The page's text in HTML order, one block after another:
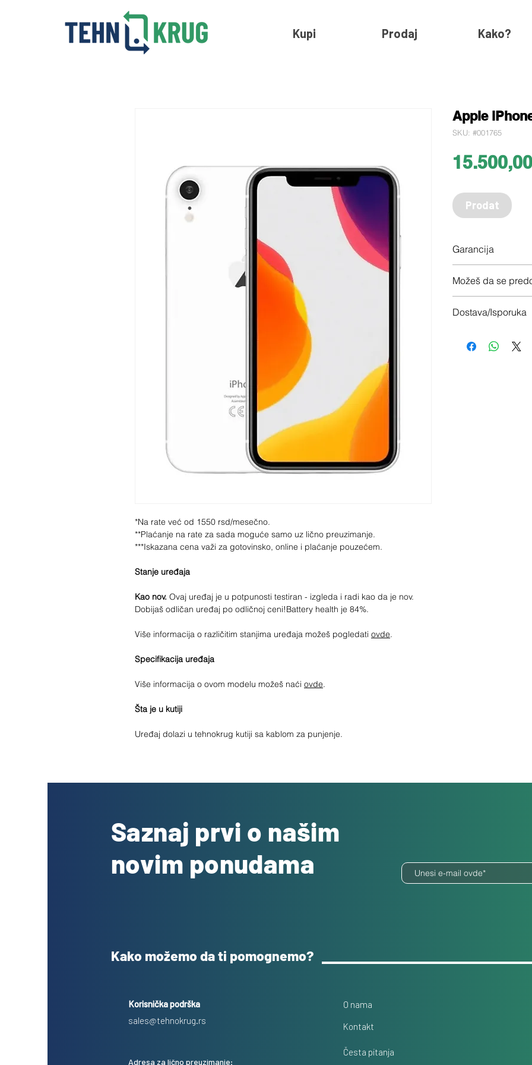
Kupi Prodaj Kako?
*Na rate već od 1550 rsd/mesečno.
**Plaćanje na rate za sada moguće samo uz lično preuzimanje.
***Iskazana cena važi za gotovinsko, online i plaćanje pouzećem.
Stanje uređaja
Kao nov. Ovaj uređaj je u potpunosti testiran - izgleda i radi kao da je nov.
Dobijaš odličan uređaj po odličnoj ceni!Battery health je 84%.
Više informacija o različitim stanjima uređaja možeš pogledati ovde.
Specifikacija uređaja
Više informacija o ovom modelu možeš naći ovde.
Šta je u kutiji
Uređaj dolazi u tehnokrug kutiji sa kablom za punjenje.
Apple
SKU: #001765
Prodat
Garancija
Možeš da se
Dostava/Isporuka
Saznaj prvi o našim
novim ponudama
Kako možemo da ti pomognemo?
Korisnička podrška
sales@tehnokrug.rs
Adresa za lično preuzimanje:
O nama
Kontakt
Česta pitanja